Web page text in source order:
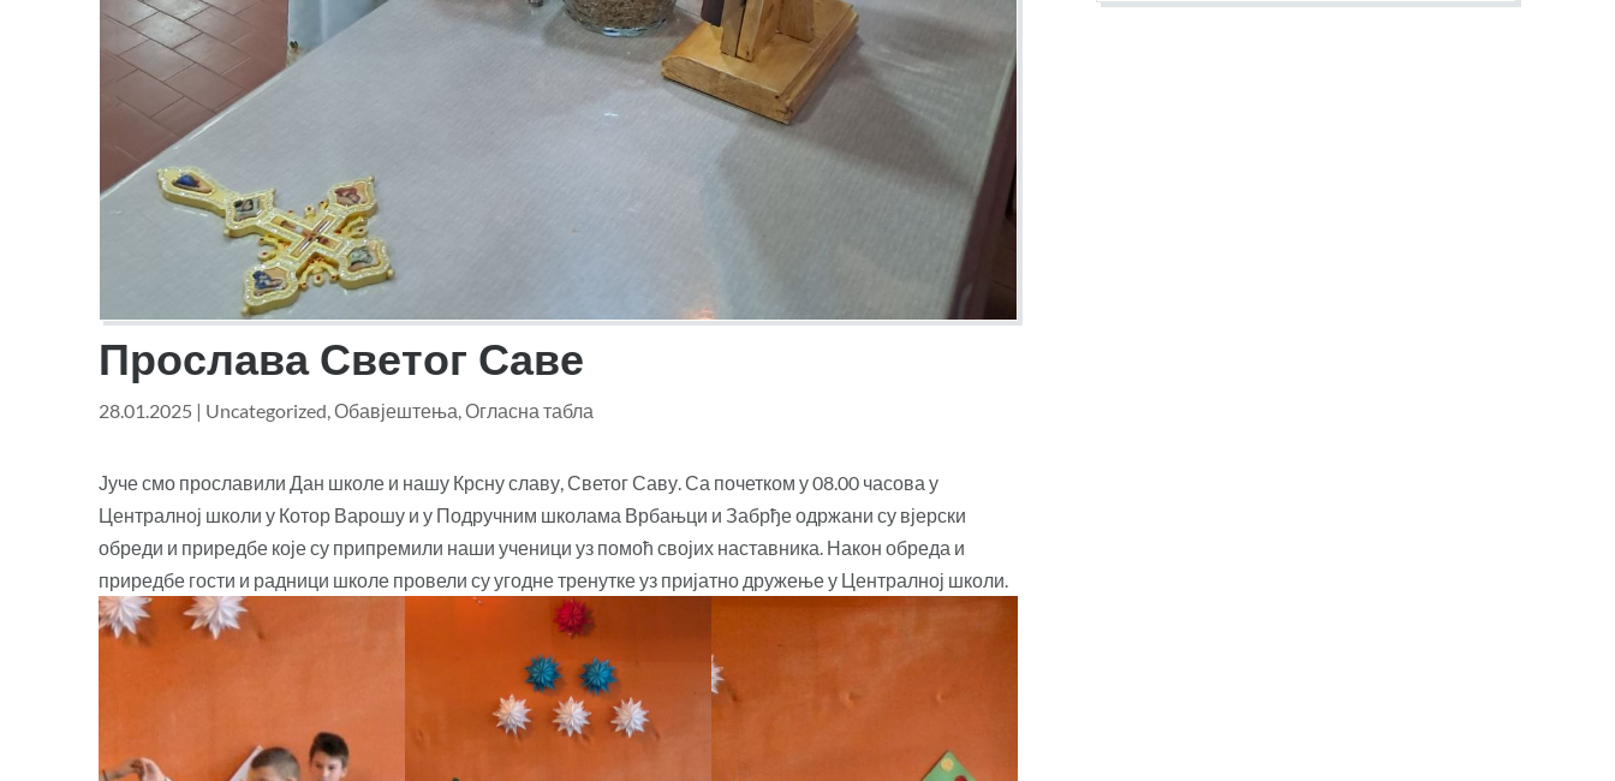
Прослава Светог Саве
28.01.2025 | Uncategorized,Обавјештења,Огласна табла
Јуче смо прославили Дан школе и нашу Крсну славу, Светог Саву. Са почетком у 08.00 часова у
Централној школи у Котор Варошу и у Подручним школама Врбањци и Забрђе одржани су вјерски
обреди и приредбе које су припремили наши ученици уз помоћ својих наставника. Након обреда и
приредбе гости и радници школе провели су угодне тренутке уз пријатно дружење у Централној школи.